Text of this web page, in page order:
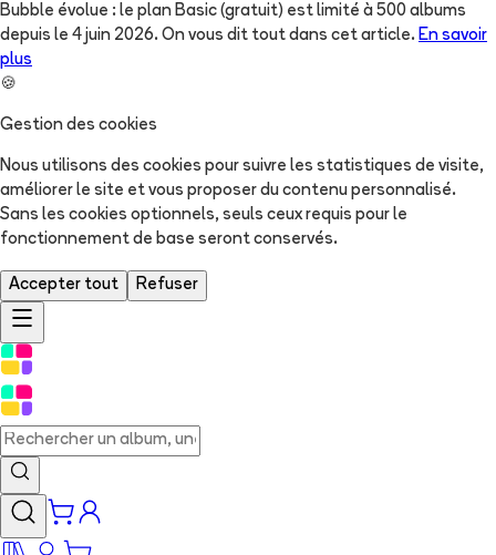
Bubble évolue : le plan Basic (gratuit) est limité à 500 albums
depuis le 4 juin 2026. On vous dit tout dans cet article. En savoir
plus
🍪
Gestion des cookies
Nous utilisons des cookies pour suivre les statistiques de visite,
améliorer le site et vous proposer du contenu personnalisé.
Sans les cookies optionnels, seuls ceux requis pour le
fonctionnement de base seront conservés.
Accepter tout Refuser